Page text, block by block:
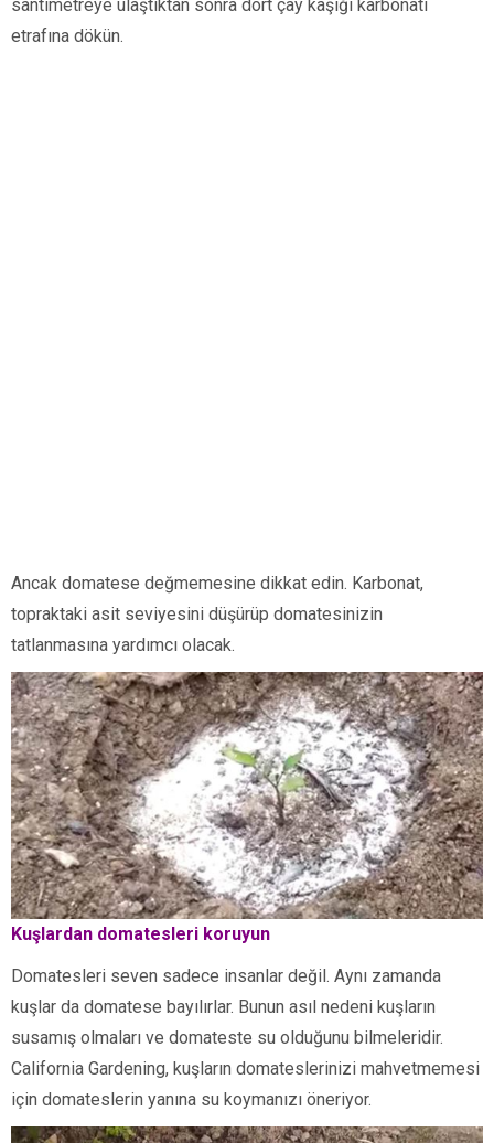
santimetreye ulaştıktan sonra dört çay kaşığı karbonatı
etrafına dökün.
Ancak domatese değmemesine dikkat edin. Karbonat,
topraktaki asit seviyesini düşürüp domatesinizin
tatlanmasına yardımcı olacak.
Kuşlardan domatesleri koruyun
Domatesleri seven sadece insanlar değil. Aynı zamanda
kuşlar da domatese bayılırlar. Bunun asıl nedeni kuşların
susamış olmaları ve domateste su olduğunu bilmeleridir.
California Gardening, kuşların domateslerinizi mahvetmemesi
için domateslerin yanına su koymanızı öneriyor.